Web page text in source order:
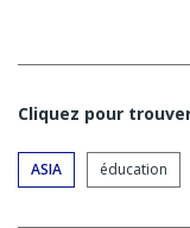
Cliquez pour
ASIA éducation